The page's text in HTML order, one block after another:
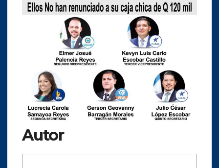
Autor